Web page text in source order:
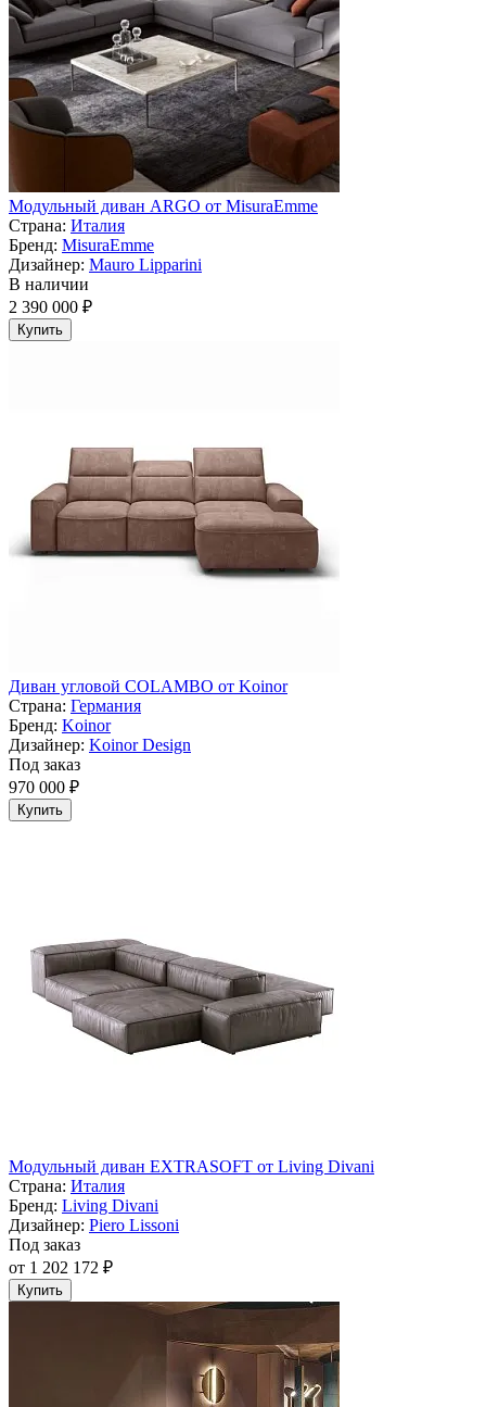
Модульный диван ARGO от MisuraEmme
Страна: Италия
Бренд: MisuraEmme
Дизайнер: Mauro Lipparini
В наличии
2 390 000 ₽
Купить
Диван угловой COLAMBO от Koinor
Страна: Германия
Бренд: Koinor
Дизайнер: Koinor Design
Под заказ
970 000 ₽
Купить
Модульный диван EXTRASOFT от Living Divani
Страна: Италия
Бренд: Living Divani
Дизайнер: Piero Lissoni
Под заказ
от 1 202 172 ₽
Купить